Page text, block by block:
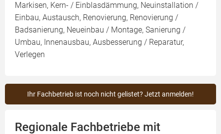
Markisen, Kern- / Einblasdämmung, Neuinstallation /
Einbau, Austausch, Renovierung, Renovierung /
Badsanierung, Neueinbau / Montage, Sanierung /
Umbau, Innenausbau, Ausbesserung / Reparatur,
Verlegen
Ihr Fachbetrieb ist noch nicht gelistet? Jetzt anmelden!
Regionale Fachbetriebe mit